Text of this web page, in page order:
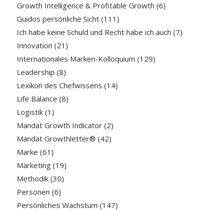
Growth Intelligence & Profitable Growth (6)
Guidos persönliche Sicht(111)
Ich habe keine Schuld und Recht habe ich auch (7)
Innovation (21)
Internationales Marken-Kolloquium (129)
Leadership (8)
Lexikon des Chefwissens (14)
Life Balance (8)
Logistik(1)
Mandat Growth Indicator(2)
Mandat Growthletter® (42)
Marke (61)
Marketing(19)
Methodik(30)
Personen (6)
Persönliches Wachstum (147)